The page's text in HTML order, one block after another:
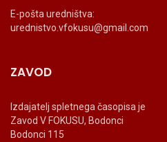
E-pošta uredništva:
urednistvo.vfokusu@gmail.com
ZAVOD
Izdajatelj spletnega časopisa je
Zavod V FOKUSU, Bodonci
Bodonci 115